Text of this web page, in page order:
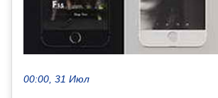
00:00, 31 Июл